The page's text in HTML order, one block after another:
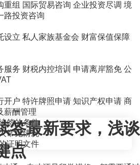
重组 国际贸易咨询 企业投资尽调 境
路投资咨询
设立 私人家族基金会 财富保值保障
服务 财税内控培训 申请离岸豁免 公
开户 特许牌照申请 知识产权申请 商
薪酬管理
签最新要求，浅谈
点
签的条件
常见情况
证明文件